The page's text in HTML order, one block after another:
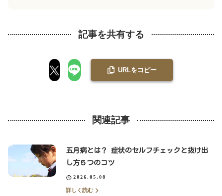
記事を共有する
URLをコピー
関連記事
五月病とは？ 症状のセルフチェックと抜け出
し方５つのコツ
2026.05.08
詳しく読む